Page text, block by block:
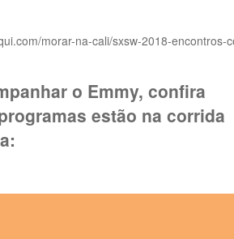
morar-na-cali/sxsw-2018-encontros-
o Emmy, confira
estão na corrida